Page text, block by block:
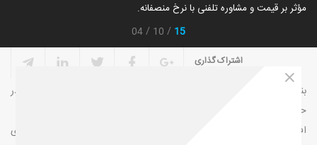
مؤثر بر قیمت و مشاوره تلفنی با نرخ منصفانه.
15
10
04
اشتراک گذاری
بندر بوشهر به‌عنوان یکی از مهم‌ترین بنادر تجاری جنوب کشور، نقش کلیدی در
حمل‌ونقل کالاهای صنعتی، تجاری و خانگی ایفا می‌کند.
افزایش حجم مبادلات، رشد پروژه‌های عمرانی و جابه‌جایی‌های بین‌شهری